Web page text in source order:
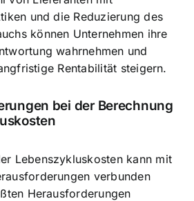
und die Reduzierung des
können Unternehmen ihre
wahrnehmen und
Rentabilität steigern.
bei der Berechnung
Lebenszykluskosten kann mit
verbunden
Herausforderungen